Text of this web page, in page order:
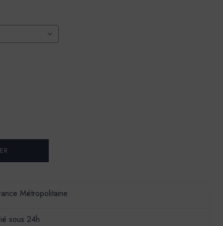
Métropolitaine
sous 24h